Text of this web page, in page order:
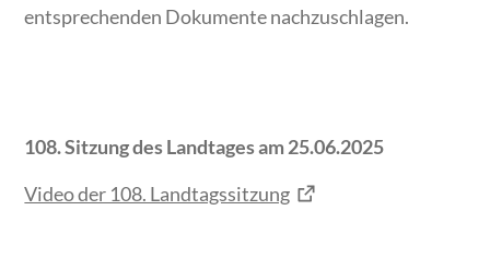
entsprechenden Dokumente nachzuschlagen.
108. Sitzung des Landtages am 25.06.2025
Video der 108. Landtagssitzung